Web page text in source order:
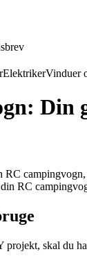
ElektrikerVinduer
Din
RC
RC
skal du